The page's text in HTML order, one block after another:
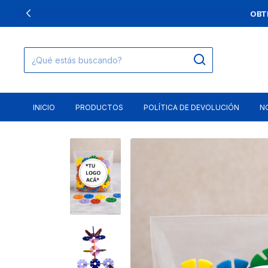
INICIO PRODUCTOS POLÍTICA DE DEVOLUCIÓN